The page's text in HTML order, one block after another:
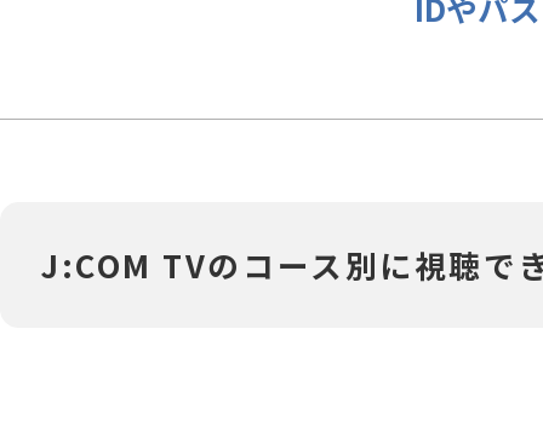
J:COM TVのコース別に視聴で